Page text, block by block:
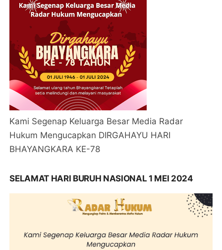
Kami Segenap Keluarga Besar Media Radar
Hukum Mengucapkan DIRGAHAYU HARI
BHAYANGKARA KE-78
SELAMAT HARI BURUH NASIONAL 1 MEI 2024